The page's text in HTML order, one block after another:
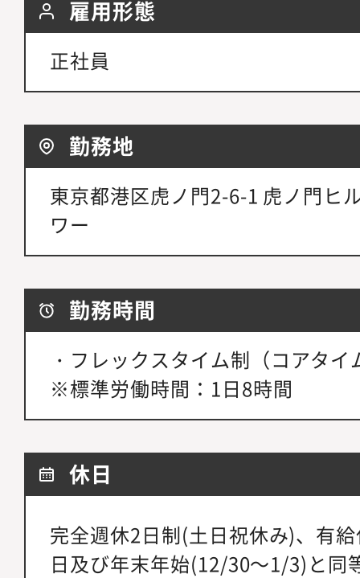
雇用形態
正社員
勤務地
東京都港区虎ノ門2-6-1 虎ノ門ヒ
ワー
勤務時間
・フレックスタイム制（コアタイ
※標準労働時間：1日8時間
休日
完全週休2日制(土日祝休み)、有
日及び年末年始(12/30～1/3)と同